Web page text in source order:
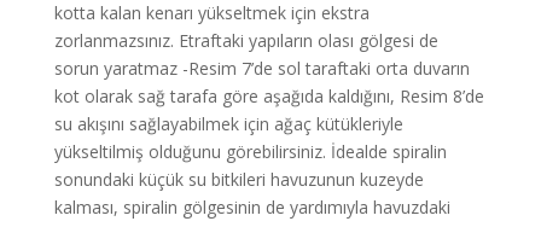
kotta kalan kenarı yükseltmek için ekstra
zorlanmazsınız. Etraftaki yapıların olası gölgesi de
sorun yaratmaz -Resim 7’de sol taraftaki orta duvarın
kot olarak sağ tarafa göre aşağıda kaldığını, Resim 8’de
su akışını sağlayabilmek için ağaç kütükleriyle
yükseltilmiş olduğunu görebilirsiniz. İdealde spiralin
sonundaki küçük su bitkileri havuzunun kuzeyde
kalması, spiralin gölgesinin de yardımıyla havuzdaki